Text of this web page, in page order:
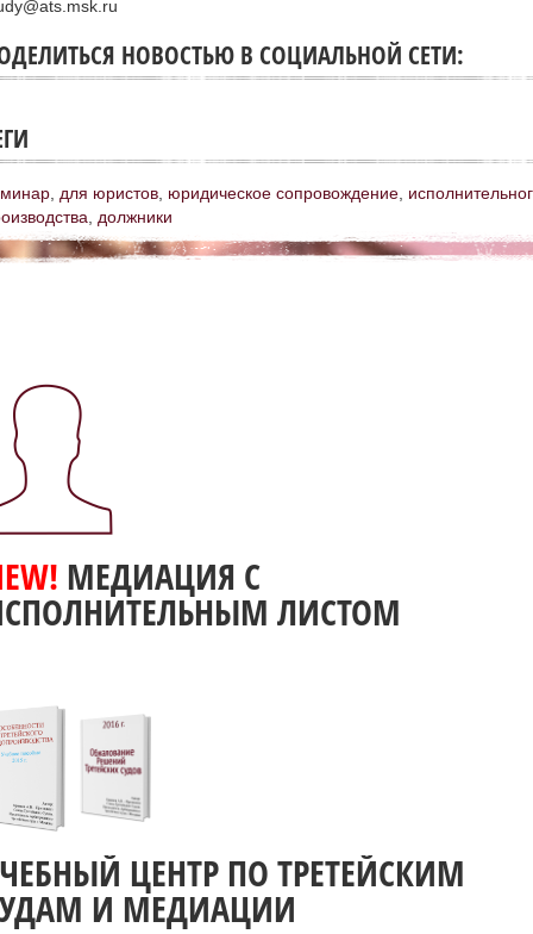
НОВОСТЬЮ В СОЦИАЛЬНОЙ СЕТИ:
для юристов юридическое сопровождение
должники
МЕДИАЦИЯ С
ЛИСТОМ
ЦЕНТР ПО ТРЕТЕЙСКИМ
И МЕДИАЦИИ